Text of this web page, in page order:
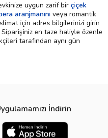
uygun zarif bir çiçek
aranjmanını veya romantik
için adres bilgilerinizi girin
en taze haliyle özenle
tarafından aynı gün
İndirin